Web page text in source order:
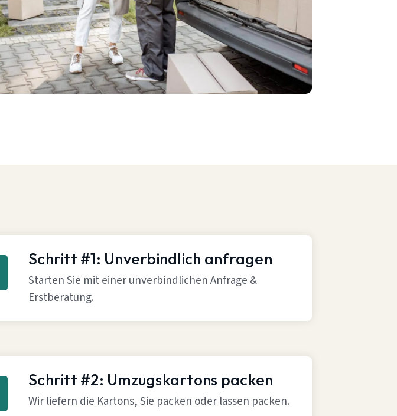
Schritt #1: Unverbindlich anfragen
Starten Sie mit einer unverbindlichen Anfrage &
Erstberatung.
Schritt #2: Umzugskartons packen
Wir liefern die Kartons, Sie packen oder lassen packen.